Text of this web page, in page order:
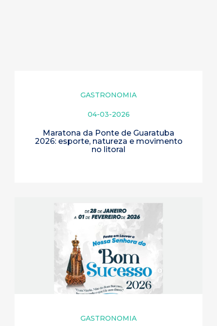
GASTRONOMIA
04-03-2026
Maratona da Ponte de Guaratuba
2026: esporte, natureza e movimento
no litoral
GASTRONOMIA